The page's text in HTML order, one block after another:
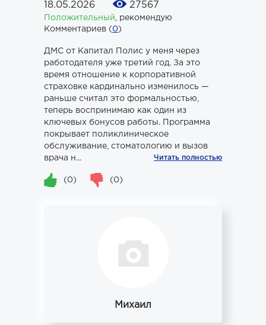
18.05.2026 27567
Положительный
рекомендую
Комментариев (0)
ДМС от Капитал Полис у меня через
работодателя уже третий год. За это
время отношение к корпоративной
страховке кардинально изменилось —
раньше считал это формальностью,
теперь воспринимаю как один из
ключевых бонусов работы. Программа
покрывает поликлиническое
обслуживание, стоматологию и вызов
врача н...
Читать полностью
(0) (0)
Михаил